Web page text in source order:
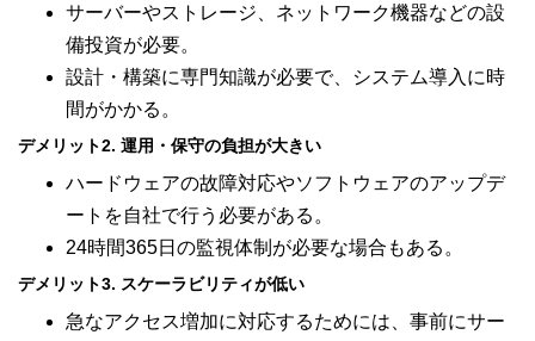
サーバーやストレージ、ネットワーク機器などの設
備投資が必要。
設計・構築に専門知識が必要で、システム導入に時
間がかかる。
デメリット2. 運用・保守の負担が大きい
ハードウェアの故障対応やソフトウェアのアップデ
ートを自社で行う必要がある。
24時間365日の監視体制が必要な場合もある。
デメリット3. スケーラビリティが低い
急なアクセス増加に対応するためには、事前にサー